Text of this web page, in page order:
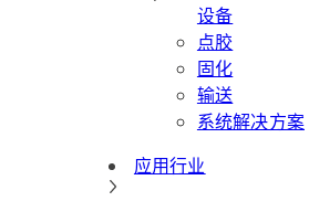
设备
点胶
固化
输送
系统解决方案
应用行业